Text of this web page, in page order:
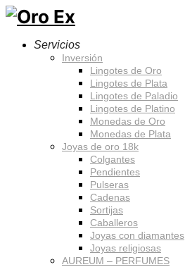
Servicios
Inversión
Lingotes de Oro
Lingotes de Plata
Lingotes de Paladio
Lingotes de Platino
Monedas de Oro
Monedas de Plata
Joyas de oro 18k
Colgantes
Pendientes
Pulseras
Cadenas
Sortijas
Caballeros
Joyas con diamantes
Joyas religiosas
AUREUM – PERFUMES